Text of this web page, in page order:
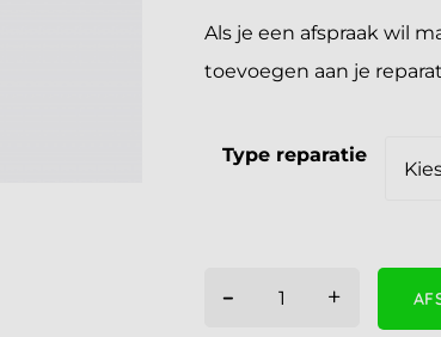
Als je een afspraak wil
toevoegen aan je
Type reparatie
- +